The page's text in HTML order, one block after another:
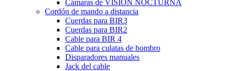
Cámaras de VISIÓN NOCTURNA
Cordón de mando a distancia
Cuerdas para BIR3
Cuerdas para BIR2
Cable para BIR 4
Cable para culatas de hombro
Disparadores manuales
Jack del cable